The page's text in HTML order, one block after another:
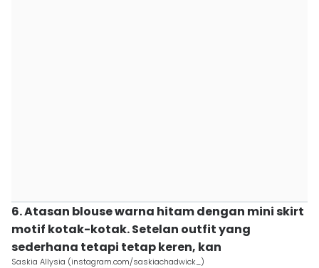
6. Atasan blouse warna hitam dengan mini skirt
motif kotak-kotak. Setelan outfit yang
sederhana tetapi tetap keren, kan
Saskia Allysia (instagram.com/saskiachadwick_)